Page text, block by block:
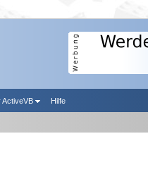
ActiveVB Hilfe